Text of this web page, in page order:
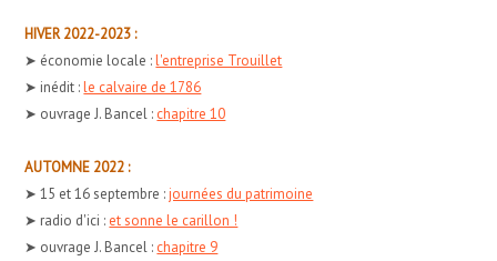
HIVER 2022-2023 :
➤ économie locale :l'entreprise Trouillet
➤ inédit :le calvaire de 1786
➤ ouvrage J. Bancel : chapitre 10
AUTOMNE 2022 :
➤ 15 et 16 septembre :journées du patrimoine
➤ radio d'ici : et sonne le carillon !
➤ ouvrage J. Bancel : chapitre 9